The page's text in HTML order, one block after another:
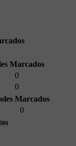
Marcados
0
0
Marcados
0